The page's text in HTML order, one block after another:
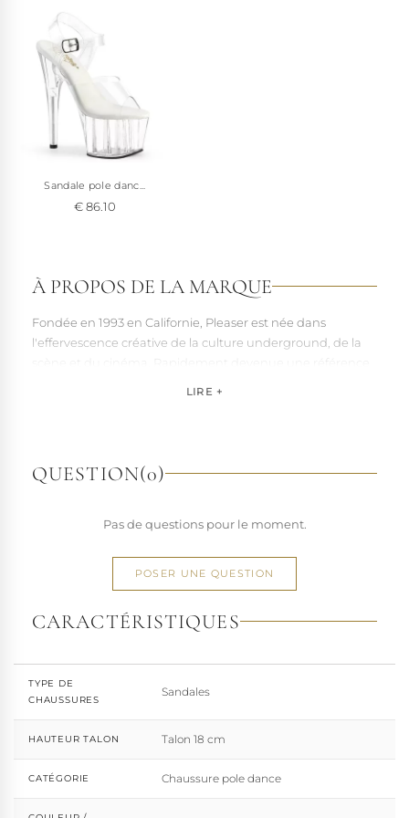
Sandale pole danc...
€ 86.10
À PROPOS DE LA MARQUE
Fondée en 1993 en Californie, Pleaser est née dans
l'effervescence créative de la culture underground, de la
elle a étendu son savoir-faire à d'autres univers. Pleaser est
aujourd'hui distribuée dans 110 pays.
de la mode, Pleaser propose des collections ultra féminines
une large gamme de pointures. Parce qu'un style ne
devrait jamais se réduire à une question de centimètres, la
marque défend une idée simple : permettre à chacun
d'exprimer, sans contrainte, qui il veut être.
LIRE +
QUESTION(0)
Pas de questions pour le moment.
POSER UNE QUESTION
CARACTÉRISTIQUES
TYPE DE
CHAUSSURES
Sandales
HAUTEUR TALON Talon 18 cm
CATÉGORIE Chaussure pole dance